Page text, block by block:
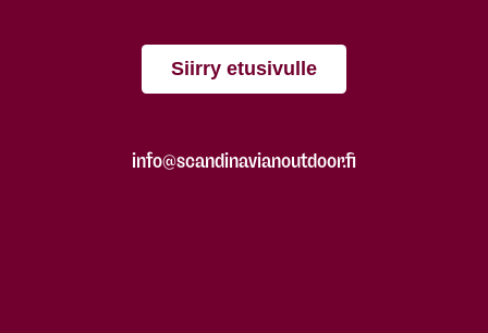
Siirry etusivulle
info@scandinavianoutdoor.fi